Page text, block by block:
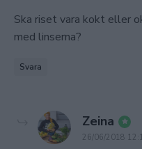
Ska riset vara kokt eller
med linserna?
Svara
Zeina
26/06/2018